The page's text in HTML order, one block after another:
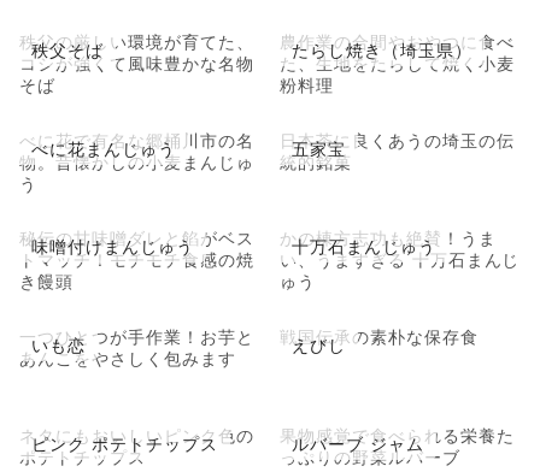
秩父そば
秩父の厳しい環境が育てた、
コシが強くて風味豊かな名物
そば
たらし焼き（埼玉県）
農作業の合間やおやつに食べ
た、生地をたらして焼く小麦
粉料理
べに花まんじゅう
べに花で有名な郷桶川市の名
物。昔懐かしの小麦まんじゅ
う
五家宝
日本茶に良くあうの埼玉の伝
統的銘菓
味噌付けまんじゅう
秘伝の甘味噌ダレと餡がベス
トマッチ！モチモチ食感の焼
き饅頭
十万石まんじゅう
かの棟方志功も絶賛！うま
い、うますぎる 十万石まんじ
ゅう
いも恋
一つひとつが手作業！お芋と
あんこをやさしく包みます
えびし
戦国伝承の素朴な保存食
ピンク ポテトチップス
ネタにもおいしいピンク色の
ポテトチップス
ルバーブ ジャム
果物感覚で食べられる栄養た
っぷりの野菜ルバーブ